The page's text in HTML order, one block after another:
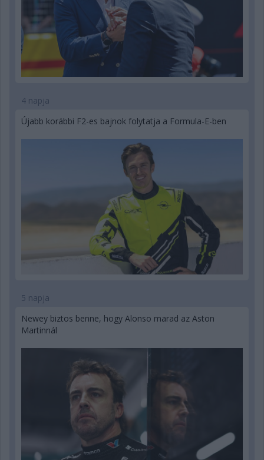
4 napja
Újabb korábbi F2-es bajnok folytatja a Formula-E-ben
5 napja
Newey biztos benne, hogy Alonso marad az Aston
Martinnál